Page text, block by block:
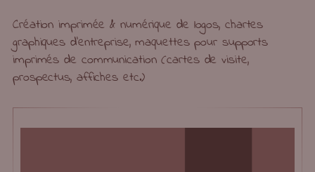
Création imprimée & numérique de logos, chartes
graphiques d’entreprise, maquettes pour supports
imprimés de communication (cartes de visite,
prospectus, affiches etc.)